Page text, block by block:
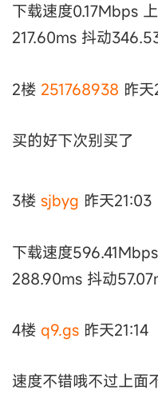
下载速度0.17Mbps
217.60ms 抖动
2楼 251768938 昨天
买的好下次别买了
3楼 sjbyg 昨天21:03
下载速度
288.90ms 抖动
4楼 q9.gs 昨天21:14
速度不错哦不过上面